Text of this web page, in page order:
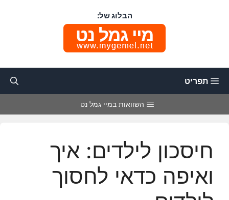
הבלוג של:
תפריט
השוואות במיי גמל נט
חיסכון לילדים: איך
ואיפה כדאי לחסוך